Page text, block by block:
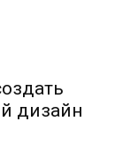
дизайн